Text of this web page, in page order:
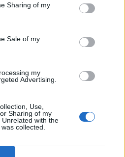
Sharing of my
Sale of my
my
Advertising.
Use,
Sharing of my
with the
collected.